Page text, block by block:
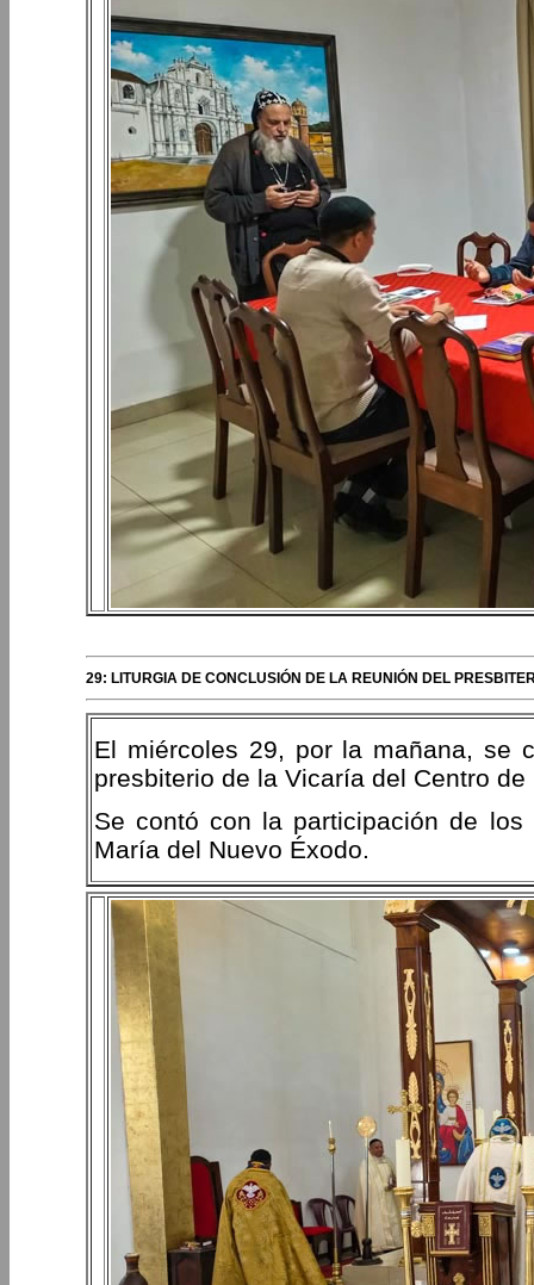
29: LITURGIA DE CONCLUSIÓN DE LA REUNIÓN DEL
El miércoles 29, por la mañana, se
presbiterio de la Vicaría del Centro
Se contó con la participación de los
María del Nuevo Éxodo.